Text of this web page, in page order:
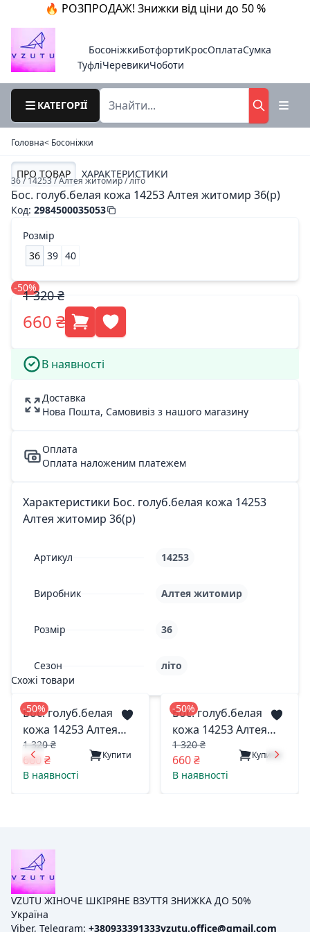
🔥 РОЗПРОДАЖ! Знижки від ціни до 50 %
БосоніжкиБотфортиКросОплатаСумка
ТуфліЧеревикиЧоботи
КАТЕГОРІЇ
Головна< Босоніжки
ПРО ТОВАР ХАРАКТЕРИСТИКИ
36 / 14253 / Алтея житомир / літо
Бос. голуб.белая кожа 14253 Алтея житомир 36(р)
Код: 2984500035053
Розмір
36 39 40
-50%
1 320 ₴
660 ₴
В наявності
Доставка
Нова Пошта, Самовивіз з нашого магазину
Оплата
Оплата наложеним платежем
Характеристики Бос. голуб.белая кожа 14253
Алтея житомир 36(р)
Артикул 14253
Виробник Алтея житомир
Розмір 36
Сезон
літо
Схожі товари
-50%
Бос. голуб.белая
кожа 14253 Алтея
житомир 39(р)
1 320 ₴
660 ₴ Купити
В наявності
-50%
Бос. голуб.белая
кожа 14253 Алтея
житомир 40(р)
1 320 ₴
660 ₴ Купити
В наявності
VZUTU ЖІНОЧЕ ШКІРЯНЕ ВЗУТТЯ ЗНИЖКА ДО 50%
Україна
Viber, Telegram: +380933391333vzutu.office@gmail.com